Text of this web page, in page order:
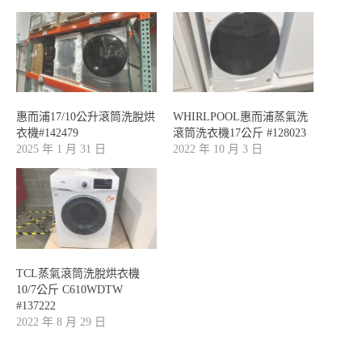
惠而浦17/10公升滾筒洗脫烘
衣機#142479
2025 年 1 月 31 日
WHIRLPOOL惠而浦蒸氣洗
滾筒洗衣機17公斤 #128023
2022 年 10 月 3 日
TCL蒸氣滾筒洗脫烘衣機
10/7公斤 C610WDTW
#137222
2022 年 8 月 29 日